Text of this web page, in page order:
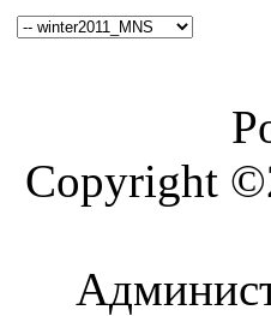
Copyright